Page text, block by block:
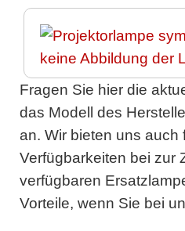
Fragen Sie hier die
das Modell des
an. Wir bieten uns auch
Verfügbarkeiten bei zur
verfügbaren
Vorteile, wenn Sie bei